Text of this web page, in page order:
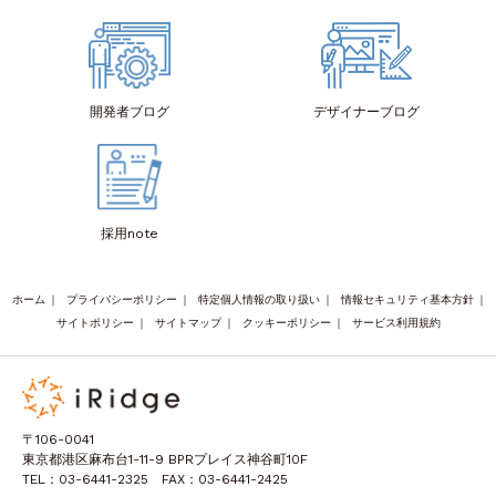
開発者ブログ デザイナーブログ
採用note
ホーム ｜ プライバシーポリシー ｜ 特定個人情報の取り扱い ｜ 情報セキュリティ基本方針 ｜
サイトポリシー
｜ サイトマップ ｜ クッキーポリシー ｜ サービス利用規約
〒106-0041
東京都港区麻布台1-11-9 BPRプレイス神谷町10F
TEL：03-6441-2325 FAX：03-6441-2425